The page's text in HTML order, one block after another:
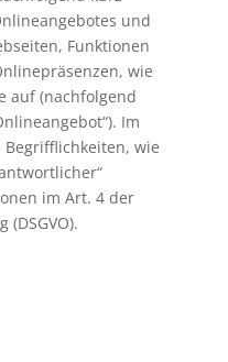
und
Funktionen
wie
auf (nachfolgend
Im
wie
im Art. 4 der